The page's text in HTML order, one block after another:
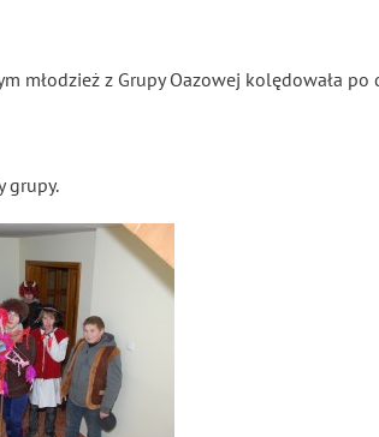
młodzież z Grupy Oazowej kolędowała po
grupy.